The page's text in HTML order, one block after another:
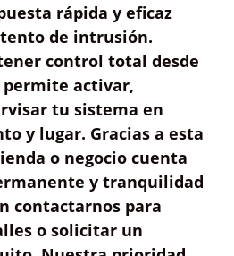
rápida y eficaz
de intrusión.
control total desde
permite activar,
tu sistema en
y lugar. Gracias a esta
o negocio cuenta
y tranquilidad
contactarnos para
o solicitar un